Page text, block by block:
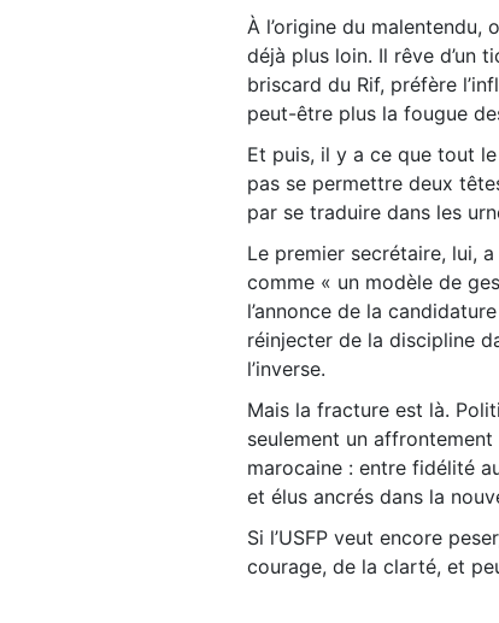
À l’origine du
déjà plus loin. Il rêve d’un
briscard du Rif, préfère
peut-être plus la fougue
Et puis, il y a ce que tout
pas se permettre deux
par se traduire dans les
Le premier secrétaire, lui,
comme « un modèle de
l’annonce de la
réinjecter de la discipline
l’inverse.
Mais la fracture est là.
seulement un
marocaine : entre fidélité
et élus ancrés dans la
Si l’USFP veut encore
courage, de la clarté, et